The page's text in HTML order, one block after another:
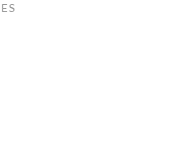
en materia de
Persoal, a Real Academia